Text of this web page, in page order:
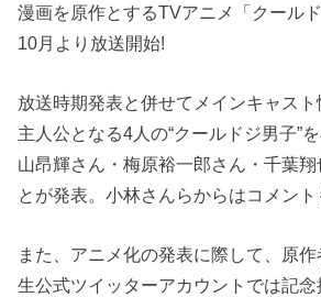
漫画を原作とするTVアニメ「クール
10月より放送開始!
放送時期発表と併せてメインキャスト
主人公となる4人の“クールドジ男子”
山昂輝さん・梅原裕一郎さん・千葉翔
とが発表。小林さんらからはコメント
また、アニメ化の発表に際して、原
生公式ツイッターアカウントでは記念